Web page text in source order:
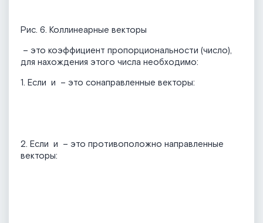
Рис. 6. Коллинеарные векторы
– это коэффициент пропорциональности (число),
для нахождения этого числа необходимо:
1. Если и – это сонаправленные векторы:
2. Если и – это противоположно направленные
векторы: